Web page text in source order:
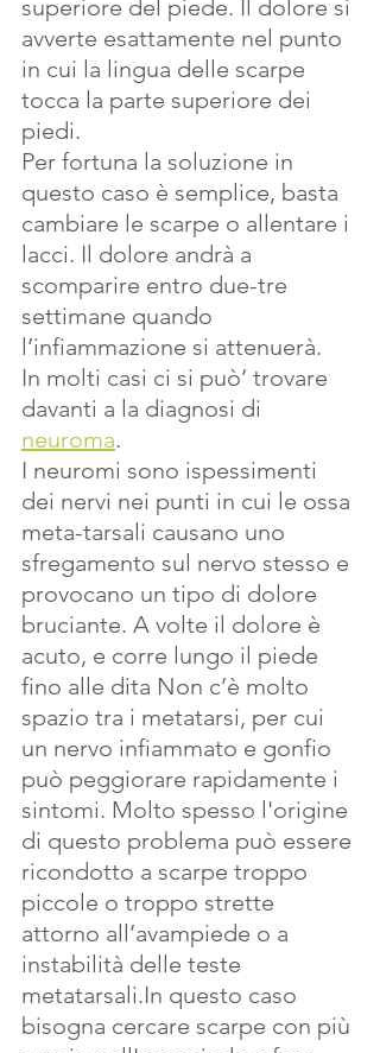
superiore del piede. Il dolore si
avverte esattamente nel punto
in cui la lingua delle scarpe
tocca la parte superiore dei
piedi.
Per fortuna la soluzione in
questo caso è semplice, basta
cambiare le scarpe o allentare i
lacci. Il dolore andrà a
scomparire entro due-tre
settimane quando
l’infiammazione si attenuerà.
In molti casi ci si può’ trovare
davanti a la diagnosi di
neuroma.
I neuromi sono ispessimenti
dei nervi nei punti in cui le ossa
meta-tarsali causano uno
sfregamento sul nervo stesso e
provocano un tipo di dolore
bruciante. A volte il dolore è
acuto, e corre lungo il piede
fino alle dita Non c’è molto
spazio tra i metatarsi, per cui
un nervo infiammato e gonfio
può peggiorare rapidamente i
sintomi. Molto spesso l'origine
di questo problema può essere
ricondotto a scarpe troppo
piccole o troppo strette
attorno all’avampiede o a
instabilità delle teste
metatarsali.In questo caso
bisogna cercare scarpe con più